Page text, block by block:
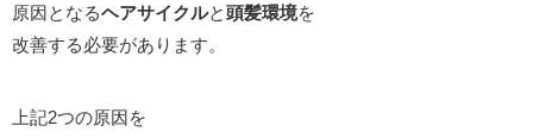
原因となるヘアサイクルと頭髪環境を
改善する必要があります。
上記2つの原因を